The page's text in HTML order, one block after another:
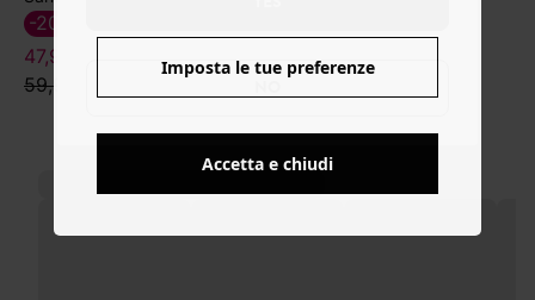
47,99 €
59,99 €
-20%
28,79 €
35,99 €
POTREBBERO PIACERTI ANCHE:
Imposta le tue preferenze
Accetta e chiudi